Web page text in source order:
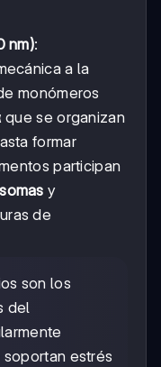
nm):
a la
monómeros
se organizan
formar
participan
y
de
son los
del
estrés